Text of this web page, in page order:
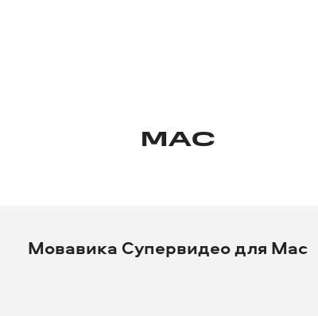
MAC
Мовавика Супервидео для Mac